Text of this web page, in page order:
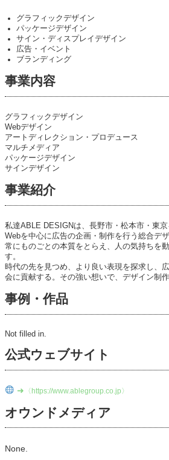
グラフィックデザイン
パッケージデザイン
サイン・ディスプレイデザイン
広告・イベント
ブランディング
事業内容
グラフィックデザイン
Webデザイン
アートディレクション・プロデュース
マルチメディア
パッケージデザイン
サインデザイン
事業紹介
私達ABLE DESIGNは、長野市・松本市・東
Webを中心に広告の企画・制作を行う総合デ
常にものごとの本質をとらえ、人の気持ちを
す。
時代の先を見つめ、より良い表現を探求し、
会に貢献する。その強い想いで、デザイン制
事例・作品
Not filled in.
公式ウェブサイト
➜ 〈https://www.ablegroup.co.jp〉
オウンドメディア
None.